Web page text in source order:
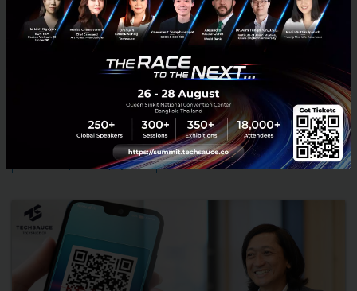
Equity Trust 1 หนุนธุรกิจฟินเทค-อีคอมเมิรซ์-ออโตโมทีพ
NTT DATA (Thailand) Co., Ltd. ในเครือ NTT DATA Corporation ผู้นำด้าน
ธุรกิจดิจิทัลและบริการด้านไอทีชั้นนำระดับโลก ร่วมลงทุนในกองทุน
Startup “Finnoventure Private Equity Trust 1” ภาย...
Techsauce Team
ntt-data krungsri-finnovate
finnoventure-private-equity-trust-1